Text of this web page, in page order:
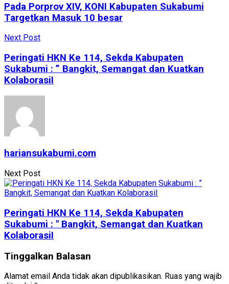
Pada Porprov XIV, KONI Kabupaten Sukabumi
Targetkan Masuk 10 besar
Next Post
Peringati HKN Ke 114, Sekda Kabupaten
Sukabumi : ” Bangkit, Semangat dan Kuatkan
KolaborasiI
hariansukabumi.com
Next Post
Peringati HKN Ke 114, Sekda Kabupaten
Sukabumi : " Bangkit, Semangat dan Kuatkan
KolaborasiI
Tinggalkan Balasan
Alamat email Anda tidak akan dipublikasikan. Ruas yang wajib